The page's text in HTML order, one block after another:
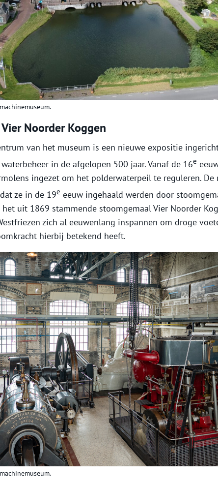
Noorder Koggen
van het museum is een nieuwe expositie
in de afgelopen 500 jaar. Vanaf de 16e
ingezet om het polderwaterpeil te reguleren. De
ze in de 19e eeuw ingehaald werden door
het uit 1869 stammende stoomgemaal Vier Noorder
zich al eeuwenlang inspannen om droge
hierbij betekend heeft.